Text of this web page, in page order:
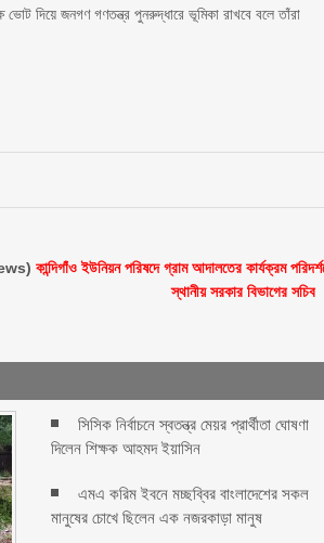
ভোট দিয়ে জনগণ গণতন্ত্র পুনরুদ্ধারে ভূমিকা রাখবে বলে তাঁরা
কান্দিগাঁও ইউনিয়ন পরিষদে গ্রাম আদালতের কার্যক্রম
স্থানীয় সরকার বিভাগের সচিব ‎
সিসিক নির্বাচনে স্বতন্ত্র মেয়র প্রার্থীতা ঘোষণা
দিলেন শিক্ষক আহমদ ইয়াসিন
এমএ করিম ইবনে মচ্ছব্বির বাংলাদেশের সকল
মানুষের চোখে ছিলেন এক নজরকাড়া মানুষ ‎